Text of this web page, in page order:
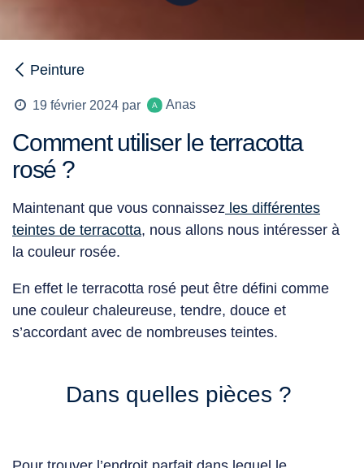
Peinture
19 février 2024 par Anas
Comment utiliser le terracotta
rosé ?
Maintenant que vous connaissez les différentes
teintes de terracotta, nous allons nous intéresser à
la couleur rosée.
En effet le terracotta rosé peut être défini comme
une couleur chaleureuse, tendre, douce et
s’accordant avec de nombreuses teintes.
Dans quelles pièces ?